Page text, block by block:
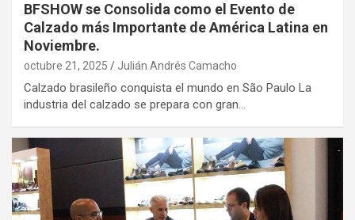
BFSHOW se Consolida como el Evento de
Calzado más Importante de América Latina en
Noviembre.
octubre 21, 2025 Julián Andrés Camacho
Calzado brasileño conquista el mundo en São Paulo La
industria del calzado se prepara con gran…